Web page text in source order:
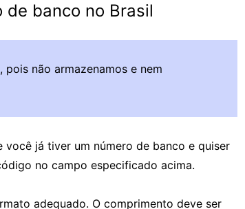
banco no Brasil
não armazenamos e nem
já tiver um número de banco e quiser
no campo especificado acima.
adequado. O comprimento deve ser